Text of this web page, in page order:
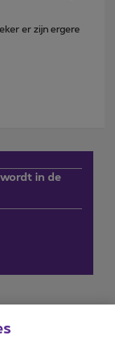
er zijn ergere
in de